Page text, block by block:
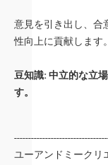
意見を引き出し、合
性向上に貢献します。
豆知識: 中立的な立
す。
ユーアンドミークリ